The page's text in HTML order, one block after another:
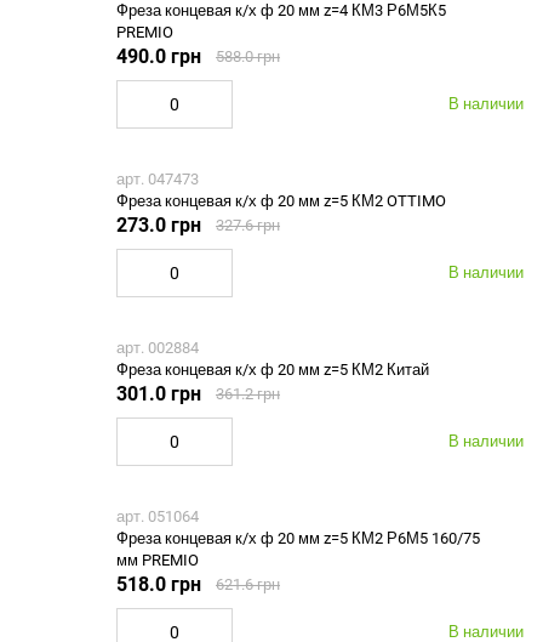
Фреза концевая к/х ф 20 мм z=4 КМ3 Р6М5К5
PREMIO
В наличии
490.0 грн 588.0 грн
арт. 047473
Фреза концевая к/х ф 20 мм z=5 КМ2 OTTIMO
В наличии
273.0 грн 327.6 грн
арт. 002884
Фреза концевая к/х ф 20 мм z=5 КМ2 Китай
В наличии
301.0 грн 361.2 грн
арт. 051064
Фреза концевая к/х ф 20 мм z=5 КМ2 Р6М5 160/75
мм PREMIO
В наличии
518.0 грн 621.6 грн